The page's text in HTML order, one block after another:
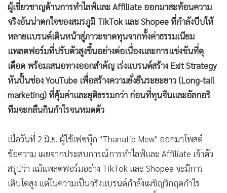
• ต่างประเทศ
• Special Scoop
• เศรษฐกิจ-ธุรกิจ
• จีน
• ชุมชน-คุณภาพชีวิต
อาชญากรรม
•
Motoring
• วิทยาศาสตร์
• SMEs
• หุ้น
• อินโดจีน
ผู้เชี่ยวชาญด้านการทำไลฟ์และ Affiliate ออกมาสะท้อนความ
จริงอันน่าตกใจของสมรภูมิ TikTok และ Shopee ที่กำลังบีบให้
หลายแบรนด์เดินหน้าสู่ภาวะขาดทุนจากทั้งค่าธรรมเนียม
แพลตฟอร์มที่ปรับตัวสูงขึ้นอย่างต่อเนื่องและการแข่งขันที่ดุ
เดือด พร้อมเสนอทางออกสำคัญ เร่งแบรนด์สร้าง Exit Strategy
หันปั้นช่อง YouTube เพื่อสร้างความยั่งยืนระยะยาว (Long-tail
marketing) ที่คุ้มค่าและยุติธรรมกว่า ก่อนที่ทุนจีนและอัลกอริ
ทึมจะกลืนกินกำไรจนหมดตัว
เมื่อวันที่ 2 มิ.ย. ผู้ใช้เฟซบุ๊ก "Thanatip Mew" ออกมาโพสต์
ข้อความ เผยจากประสบการณ์การทำไลฟ์และ Affiliate เจ้าตัว
สรุปว่า แม้แพลตฟอร์มอย่าง TikTok และ Shopee จะมีการ
เติบโตสูง แต่ในความเป็นจริงแบรนด์กำลังเผชิญวิกฤตกำไร